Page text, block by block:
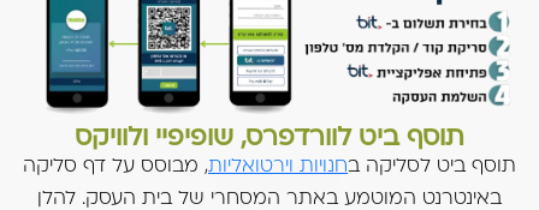
תוסף ביט לוורדפרס, שופיפיי ולוויקס
תוסף ביט לסליקה בחנויות וירטואליות, מבוסס על דף סליקה
באינטרנט המוטמע באתר המסחרי של בית העסק. להלן